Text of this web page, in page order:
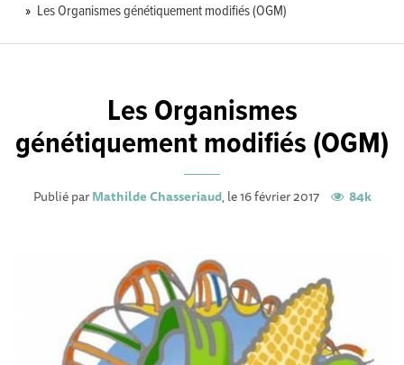
Les Organismes génétiquement modifiés (OGM)
Les Organismes
génétiquement modifiés (OGM)
Publié parMathilde Chasseriaud, le 16 février 2017 84k